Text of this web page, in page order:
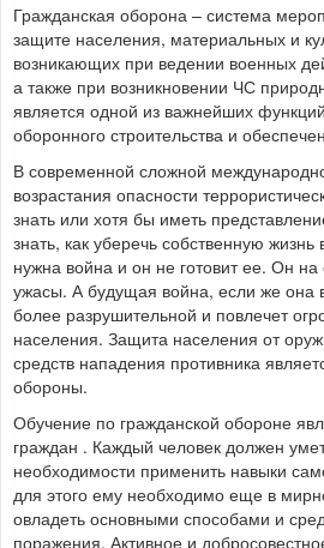
является способность длительно
позволяет ему вызывать эпидемии
животных. Кроме того, существуют
применения противником
личного состава формирований ГО
Эти виды оружия могут повлечь
государственное значение ГО.
Памятка по гражданской обороне
Каждый житель нашей страны
адрес защитного сооружения,
адрес пункта выдачи средств
адрес сборного эвакуационного пункта.
Кроме того, необходимоЗНАТЬ:
- время прибытия на сборный
- что необходимо иметь с собой при
имущества, продуктов;
- что необходимо сделать, уходя из
- правила поведения и порядок
Гражданская оборона – система
защите населения, материальных и
возникающих при ведении военных
а также при возникновении ЧС
является одной из важнейших
оборонного строительства и
В современной сложной
возрастания опасности
знать или хотя бы иметь
знать, как уберечь собственную
нужна война и он не готовит ее. Он
ужасы. А будущая война, если же она
более разрушительной и повлечет
населения. Защита населения от
средств нападения противника
обороны.
Обучение по гражданской обороне
граждан . Каждый человек должен
необходимости применить навыки
для этого ему необходимо еще в
овладеть основными способами и
поражения. Активное и